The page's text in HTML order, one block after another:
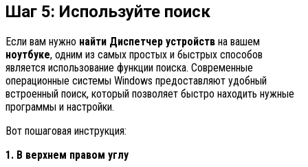
Шаг 5: Используйте поиск
Если вам нужно найти Диспетчер устройств на вашем
ноутбуке, одним из самых простых и быстрых способов
является использование функции поиска. Современные
операционные системы Windows предоставляют удобный
встроенный поиск, который позволяет быстро находить нужные
программы и настройки.
Вот пошаговая инструкция:
1. В верхнем правом углу